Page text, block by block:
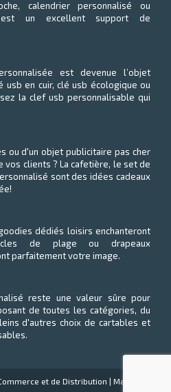
calendrier personnalisé ou
est un excellent support de
est devenue l’objet
usb en cuir, clé usb écologique ou
la clef usb personnalisable qui
ou d'un objet publicitaire pas cher
vos clients ? La cafetière, le set de
sont des idées cadeaux
dédiés loisirs enchanteront
de plage ou drapeaux
parfaitement votre image.
reste une valeur sûre pour
de toutes les catégories, du
d'autres choix de cartables et
et de Distribution | Made by